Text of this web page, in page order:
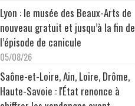
Lyon : le musée des Beaux-Arts de
nouveau gratuit et jusqu’à la fin de
l’épisode de canicule
05/08/26
Saône-et-Loire, Ain, Loire, Drôme,
Haute-Savoie : l'État renonce à